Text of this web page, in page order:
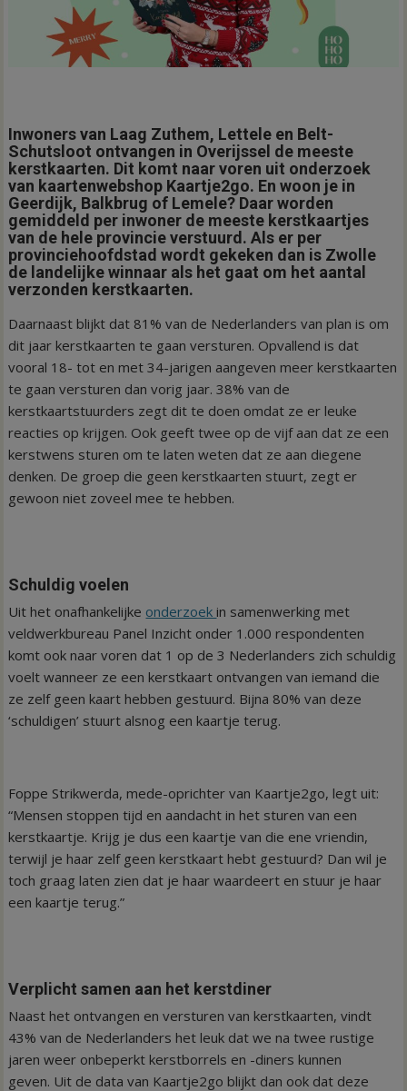
Inwoners van Laag Zuthem, Lettele en Belt-
Schutsloot ontvangen in Overijssel de meeste
kerstkaarten. Dit komt naar voren uit onderzoek
van kaartenwebshop Kaartje2go. En woon je in
Geerdijk, Balkbrug of Lemele? Daar worden
gemiddeld per inwoner de meeste kerstkaartjes
van de hele provincie verstuurd. Als er per
provinciehoofdstad wordt gekeken dan is Zwolle
de landelijke winnaar als het gaat om het aantal
verzonden kerstkaarten.
Daarnaast blijkt dat 81% van de Nederlanders van plan is om
dit jaar kerstkaarten te gaan versturen. Opvallend is dat
vooral 18- tot en met 34-jarigen aangeven meer kerstkaarten
te gaan versturen dan vorig jaar. 38% van de
kerstkaartstuurders zegt dit te doen omdat ze er leuke
reacties op krijgen. Ook geeft twee op de vijf aan dat ze een
kerstwens sturen om te laten weten dat ze aan diegene
denken. De groep die geen kerstkaarten stuurt, zegt er
gewoon niet zoveel mee te hebben.
Schuldig voelen
Uit het onafhankelijke onderzoek in samenwerking met
veldwerkbureau Panel Inzicht onder 1.000 respondenten
komt ook naar voren dat 1 op de 3 Nederlanders zich schuldig
voelt wanneer ze een kerstkaart ontvangen van iemand die
ze zelf geen kaart hebben gestuurd. Bijna 80% van deze
‘schuldigen’ stuurt alsnog een kaartje terug.
Foppe Strikwerda, mede-oprichter van Kaartje2go, legt uit:
“Mensen stoppen tijd en aandacht in het sturen van een
kerstkaartje. Krijg je dus een kaartje van die ene vriendin,
terwijl je haar zelf geen kerstkaart hebt gestuurd? Dan wil je
toch graag laten zien dat je haar waardeert en stuur je haar
een kaartje terug.”
Verplicht samen aan het kerstdiner
Naast het ontvangen en versturen van kerstkaarten, vindt
43% van de Nederlanders het leuk dat we na twee rustige
jaren weer onbeperkt kerstborrels en -diners kunnen
geven. Uit de data van Kaartje2go blijkt dan ook dat deze